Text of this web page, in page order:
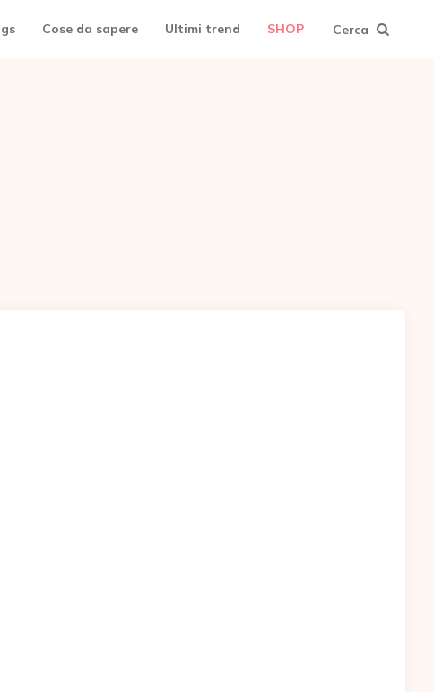
Cose da sapere Ultimi trend SHOP Cerca